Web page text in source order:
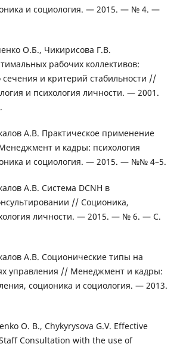
и социология. — 2015. — № 4. —
О.Б., Чикирисова Г.В.
рабочих коллективов:
сечения и критерий стабильности //
и психология личности. — 2001.
А.В. Практическое применение
и кадры: психология
и социология. — 2015. — №№ 4–5.
А.В. Система DCNH в
// Соционика,
личности. — 2015. — № 6. — С.
А.В. Соционические типы на
управления // Менеджмент и кадры:
соционика и социология. — 2013.
O. B., Chykyrysova G.V. Effective
Consultation with the use of